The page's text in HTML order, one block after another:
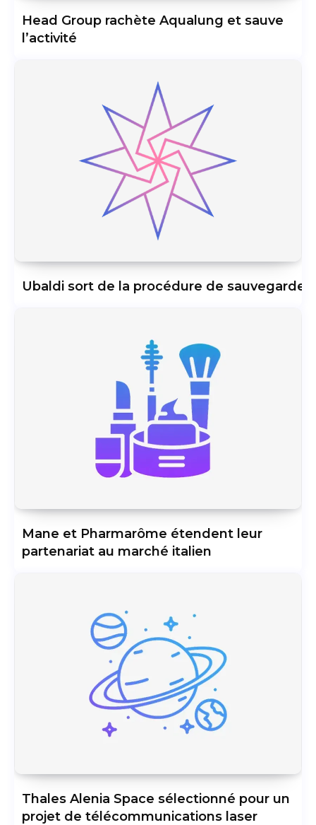
Head Group rachète Aqualung et sauve
l’activité
Ubaldi sort de la procédure de sauvegarde
Mane et Pharmarôme étendent leur
partenariat au marché italien
Thales Alenia Space sélectionné pour un
projet de télécommunications laser